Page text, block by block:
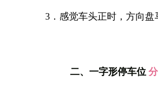
3 ．感觉车头正时，方向盘
二、一字形停车位